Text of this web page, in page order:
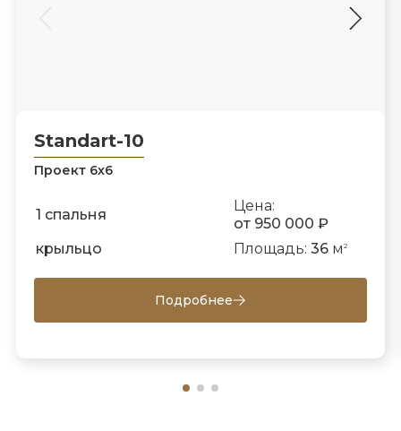
Standart-10
Проект 6х6
1 спальня
Цена:
от 950 000 ₽
крыльцо
Площадь: 36м 2
Подробнее